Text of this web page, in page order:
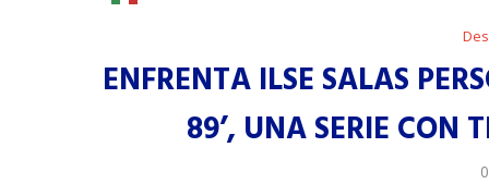
ENFRENTA ILSE SALAS
89’, UNA SERIE CON